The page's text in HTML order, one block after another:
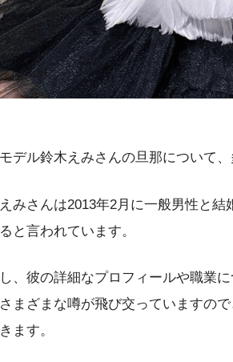
デル鈴木えみさんの旦那について
みさんは2013年2月に一般男性と
と言われています。
、彼の詳細なプロフィールや職業
まざまな噂が飛び交っていますの
ます。